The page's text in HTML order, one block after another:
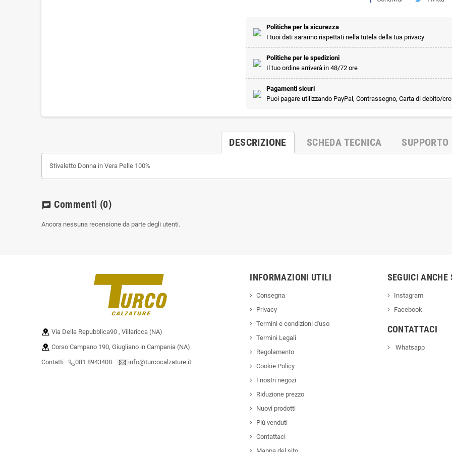
Politiche per la sicurezza
I tuoi dati saranno rispettati nella tutela della tua privacy
Politiche per le spedizioni
Il tuo ordine arriverà in 48/72 ore
Pagamenti sicuri
Puoi pagare utilizzando PayPal, Contrassegno, Carta di debito/
DESCRIZIONE SCHEDA TECNICA SUPPORTO
Stivaletto Donna in Vera Pelle 100%
chat Commenti (0)
Ancora nessuna recensione da parte degli utenti.
Via Della Repubblica90 , Villaricca (NA)
Corso Campano 190, Giugliano in Campania (NA)
Contatti :
081 8943408 info@turcocalzature.it
INFORMAZIONI UTILI
Consegna
Privacy
Termini e condizioni d'uso
Termini Legali
Regolamento
Cookie Policy
I nostri negozi
Riduzione prezzo
Nuovi prodotti
Più venduti
Contattaci
SEGUICI ANCHE
Instagram
Facebook
CONTATTACI
Whatsapp